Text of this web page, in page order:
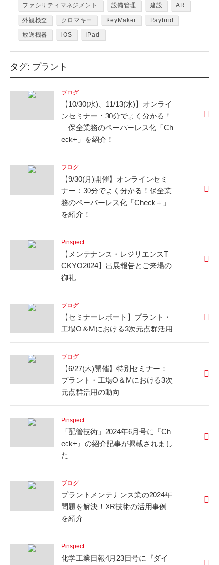
ファシリティマネジメント 設備管理 建設 AR
外観検査 クロマキー KeyMaker Raybrid
放送機器 iOS iPad
タグ: プラント
ブログ
【10/30(水)、11/13(水)】オンライ
ンセミナー：30分でよく分かる！
保全業務のペーパーレス化「Ch
eck+」を紹介！
ブログ
【9/30(月)開催】オンラインセミ
ナー：30分でよく分かる！保全業
務のペーパーレス化「Check＋」
を紹介！
Pinspect
【メンテナンス・レジリエンスT
OKYO2024】出展報告とご来場の
御礼
ブログ
【セミナーレポート】プラント・
工場O＆Mにおける3次元点群活用
ブログ
【6/27(木)開催】特別セミナー：
プラント・工場O＆Mにおける3次
元点群活用の動向
Pinspect
「配管技術」2024年6月号に『Ch
eck+』の紹介記事が掲載されまし
た
ブログ
プラントメンテナンス業の2024年
問題を解決！XR技術の活用事例
を紹介
Pinspect
化学工業日報4月23日号に『ダイ